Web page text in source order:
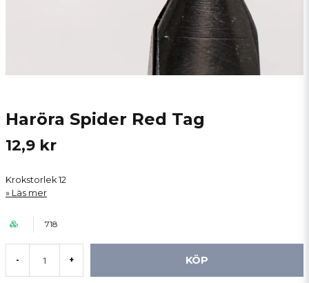
Haröra Spider Red Tag
12,9 kr
Krokstorlek 12
Läs mer
718
- + KÖP